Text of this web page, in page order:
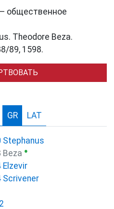
общественное
Theodore Beza.
89, 1598.
GR LAT
Stephanus
Beza ●
Scrivener